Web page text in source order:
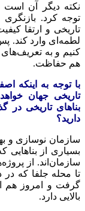
نکته دیگر آن است
توجه کرد.
تاریخی و ارتقا
لطمه‌ای وارد کند.
کنیم و به
هم حفاظت.
با توجه به اینکه
تاریخی جهان
بناهای تاریخی در
دارید؟
بسیاری از
سازمان‌اند. از
تا محله جلفا که
گرفت و امروز هم
بالایی دارد.